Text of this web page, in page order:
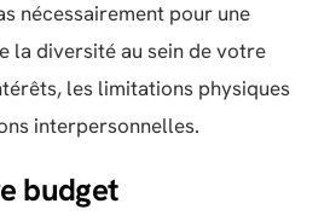
nécessairement pour une
la diversité au sein de votre
les limitations physiques
interpersonnelles.
budget